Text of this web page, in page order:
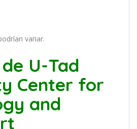
variar.
U-Tad
Center for
and